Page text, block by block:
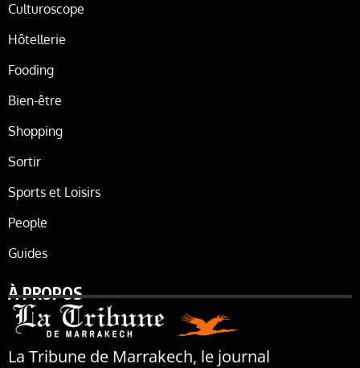
Culturoscope
Hôtellerie
Fooding
Bien-être
Shopping
Sortir
Sports et Loisirs
People
Guides
À PROPOS
La Tribune de Marrakech, le journal